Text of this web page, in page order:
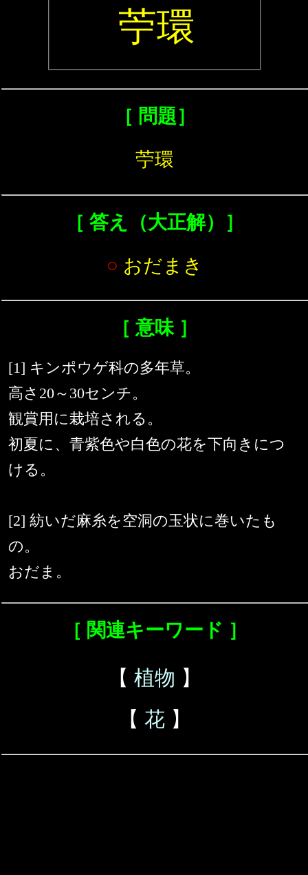
苧環
［ 問題］
苧環
［ 答え（大正解）］
○ おだまき
［ 意味 ］
[1] キンポウゲ科の多年草。
高さ20～30センチ。
観賞用に栽培される。
初夏に、青紫色や白色の花を下向きにつ
ける。
[2] 紡いだ麻糸を空洞の玉状に巻いたも
の。
おだま。
［ 関連キーワード ］
【 植物 】
【 花 】